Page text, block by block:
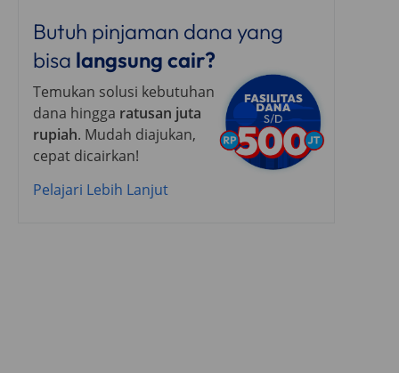
Butuh pinjaman dana yang
bisa langsung cair?
Temukan solusi kebutuhan
dana hingga ratusan juta
rupiah. Mudah diajukan,
cepat dicairkan!
Pelajari Lebih Lanjut